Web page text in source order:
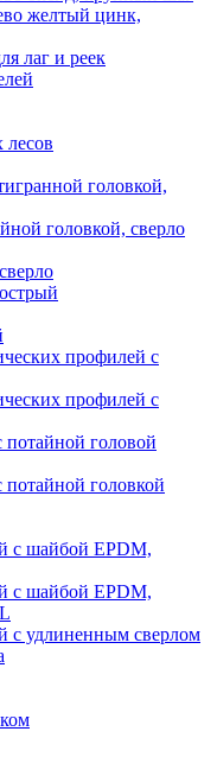
желтый цинк,
лаг и реек
лесов
головкой,
головкой, сверло
профилей с
профилей с
головой
головкой
с шайбой EPDM,
с шайбой EPDM,
с удлиненным сверлом